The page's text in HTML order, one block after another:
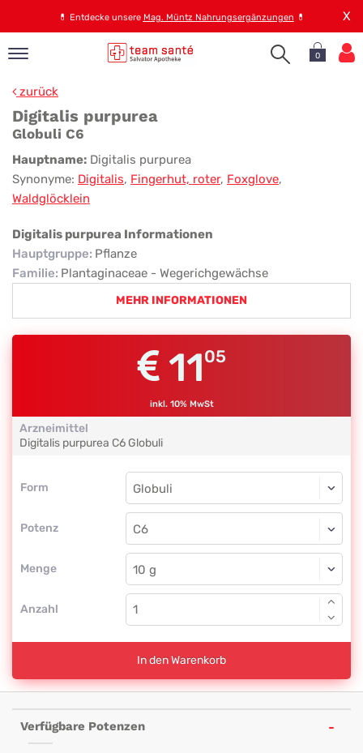
💊 Entdecke unsere Mag. Müntz Nahrungsergänzungen 💊 X
0
zurück
Digitalis purpurea
Globuli C6
Digitalis
purpurea
Hauptname: Digitalis purpurea
Synonyme: Digitalis, Fingerhut, roter, Foxglove,
Waldglöcklein
Digitalis purpurea Informationen
Hauptgruppe: Pflanze
Familie: Plantaginaceae - Wegerichgewächse
MEHR INFORMATIONEN
1105
inkl. 10% MwSt
Arzneimittel
Digitalis purpurea C6 Globuli
Form
Form
Potenz
Globuli
C6
Menge
Globuli
Anzahl
In den Warenkorb
Verfügbare Potenzen